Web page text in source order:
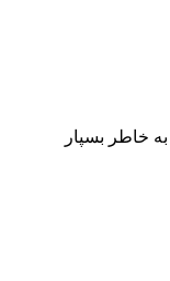
خاطر بسپار